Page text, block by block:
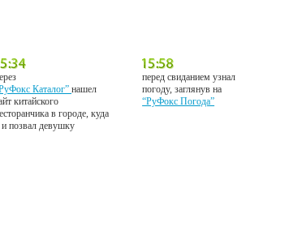
Каталог”нашел
китайского
в городе, куда
и позвал девушку
перед свиданием узнал
погоду, заглянув на
“РуФокс Погода”